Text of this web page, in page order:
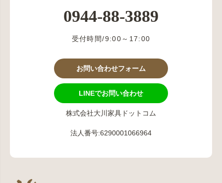
0944-88-3889
受付時間/9:00～17:00
お問い合わせフォーム
LINEでお問い合わせ
株式会社大川家具ドットコム
法人番号:6290001066964